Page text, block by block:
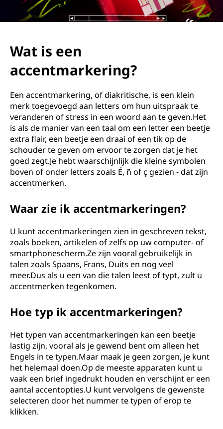
t
Wat is een
accentmarkering?
Een accentmarkering, of diakritische, is een klein
merk toegevoegd aan letters om hun uitspraak te
veranderen of stress in een woord aan te geven.Het
is als de manier van een taal om een letter een beetje
extra flair, een beetje een draai of een tik op de
schouder te geven om ervoor te zorgen dat je het
goed zegt.Je hebt waarschijnlijk die kleine symbolen
boven of onder letters zoals É, ñ of ç gezien - dat zijn
accentmerken.
Waar zie ik accentmarkeringen?
U kunt accentmarkeringen zien in geschreven tekst,
zoals boeken, artikelen of zelfs op uw computer- of
smartphonescherm.Ze zijn vooral gebruikelijk in
talen zoals Spaans, Frans, Duits en nog veel
meer.Dus als u een van die talen leest of typt, zult u
accentmerken tegenkomen.
Hoe typ ik accentmarkeringen?
Het typen van accentmarkeringen kan een beetje
lastig zijn, vooral als je gewend bent om alleen het
Engels in te typen.Maar maak je geen zorgen, je kunt
het helemaal doen.Op de meeste apparaten kunt u
vaak een brief ingedrukt houden en verschijnt er een
aantal accentopties.U kunt vervolgens de gewenste
selecteren door het nummer te typen of erop te
klikken.